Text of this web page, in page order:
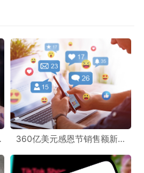
360亿美元感恩节销售额新纪
新风潮！